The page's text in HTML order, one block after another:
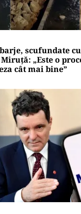
scufundate
„Este o
cât mai bine”